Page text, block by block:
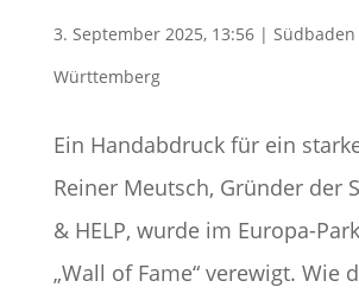
3. September 2025, 13:56|
Württemberg
Ein Handabdruck für ein
Reiner Meutsch, Gründer der
& HELP, wurde im Europa-
„Wall of Fame“ verewigt. Wie